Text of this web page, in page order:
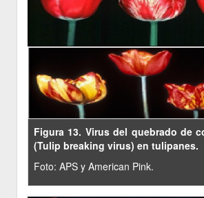
Figura 13. Virus del quebrado de
(Tulip breaking virus) en tulipanes.
Foto: APS y American Pink.